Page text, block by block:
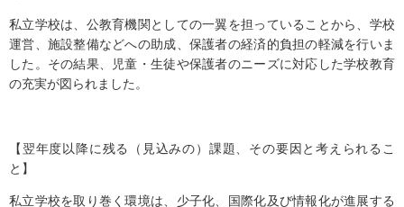
私立学校は、公教育機関としての一翼を担っていることから、学校
運営、施設整備などへの助成、保護者の経済的負担の軽減を行いま
した。その結果、児童・生徒や保護者のニーズに対応した学校教育
の充実が図られました。
【翌年度以降に残る（見込みの）課題、その要因と考えられるこ
と】
私立学校を取り巻く環境は、少子化、国際化及び情報化が進展する